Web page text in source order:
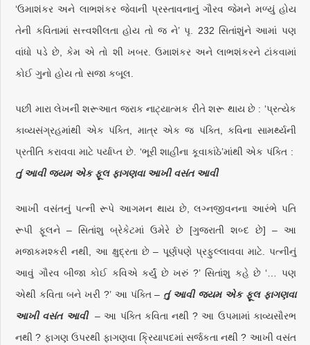
‘ઉમાશંકર અને લાભશંકર જેવાની પ્રસ્તાવનાનું ગૌરવ જેમને મળ્યું હોય
તેની કવિતામાં સત્ત્વશીલતા હોય તો જ ને’ પૃ. 232 સિતાંશુંને આમાં પણ
વાંધો પડે છે, કેમ એ તો શી ખબર. ઉમાશંકર અને લાભશંકરને ટાંકવામાં
કોઈ ગુનો હોય તો સજા કબૂલ.
પછી મારા લેખની શરૂઆત જરાક નાટ્યાત્મક રીતે શરૂ થાય છે : ‘પ્રત્યેક
કાવ્યસંગ્રહમાંથી એક પંક્તિ, માત્ર એક જ પંક્તિ, કવિના સામર્થ્યની
પ્રતીતિ કરાવવા માટે પર્યાપ્ત છે. ‘ભૂરી શાહીના કૂવાકાંઠે’માંથી એક પંક્તિ :
તું આવી જયમ એક ફૂલ ફાગણવા આખી વસંત આવી
આખી વસંતનું પત્ની રૂપે આગમન થાય છે, લગ્નજીવનના આરંભે પતિ
રૂપી ફૂલને – સિતાંશુ બ્રેકેટમાં ઉમેરે છે [ગુજરાતી શબ્દ છે] – આ
મજાકમશ્કરી નથી, આ ક્ષુદ્રતા છે – પૂર્ણપણે પ્રફુલ્લાવવા માટે. પત્નીનું
આવું ગૌરવ બીજા કોઈ કવિએ કર્યું છે ખરું ?’ સિતાંશુ કહે છે ‘… પણ
એથી કવિતા બને ખરી ?’ આ પંક્તિ – તું આવી જયમ એક ફૂલ ફાગણવા
આખી વસંત આવી– આ પંક્તિ કવિતા નથી ? આ ઉપમામાં કાવ્યસૌરભ
નથી ? ફાગણ ઉપરથી ફાગણવા ક્રિયાપદમાં સર્જકતા નથી ? આખી વસંત